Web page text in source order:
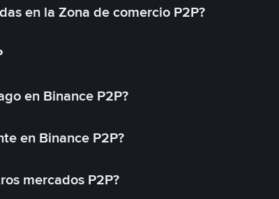
en la Zona de comercio P2P?
en Binance P2P?
en Binance P2P?
mercados P2P?